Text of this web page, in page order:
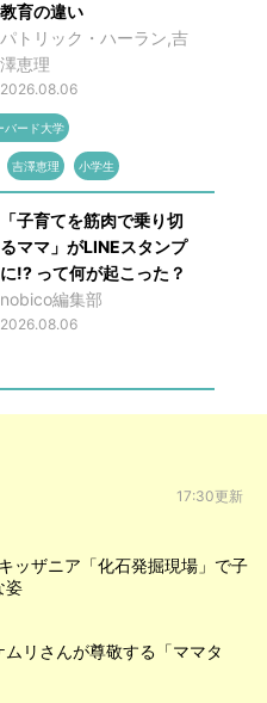
教育の違い
パトリック・ハーラン,吉
澤恵理
2026.08.06
バード大学
吉澤恵理 小学生
「子育てを筋肉で乗り切
るママ」がLINEスタンプ
に!? って何が起こった？
nobico編集部
2026.08.06
17:30更新
ッザニア「化石発掘現場」で子
姿
リさんが尊敬する「ママタ